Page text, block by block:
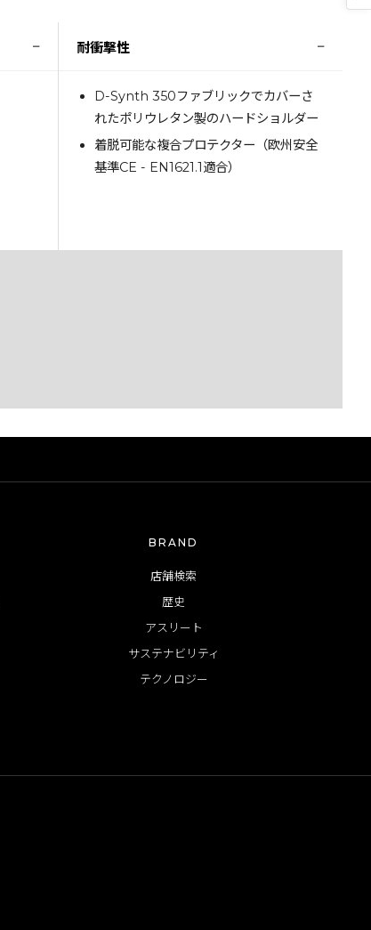
− 耐衝撃性 −
D-Synth 350ファブリックでカバーさ
れたポリウレタン製のハードショルダー
着脱可能な複合プロテクター（欧州安全
基準CE - EN1621.1適合）
BRAND
店舗検索
歴史
アスリート
サステナビリティ
テクノロジー